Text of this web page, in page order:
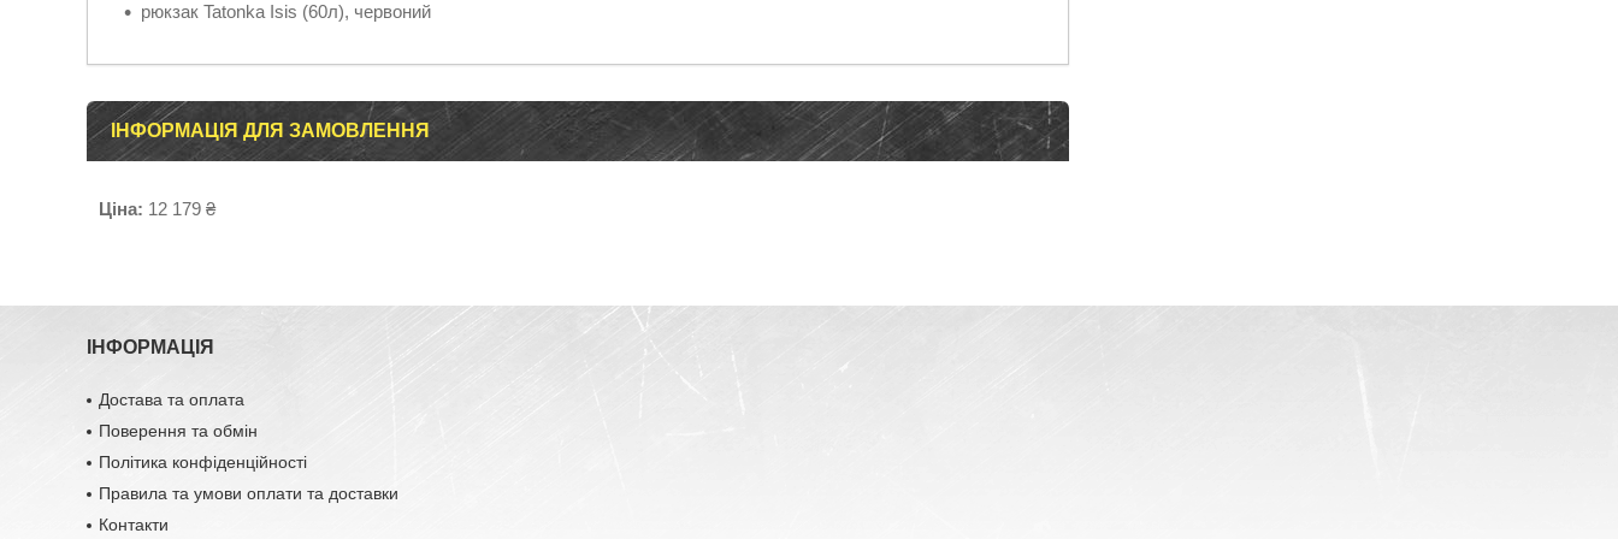
рюкзак Tatonka Isis (60л), червоний
ІНФОРМАЦІЯ ДЛЯ ЗАМОВЛЕННЯ
Ціна: 12 179 ₴
ІНФОРМАЦІЯ
Достава та оплата
Поверення та обмін
Політика конфіденційності
Правила та умови оплати та доставки
Контакти